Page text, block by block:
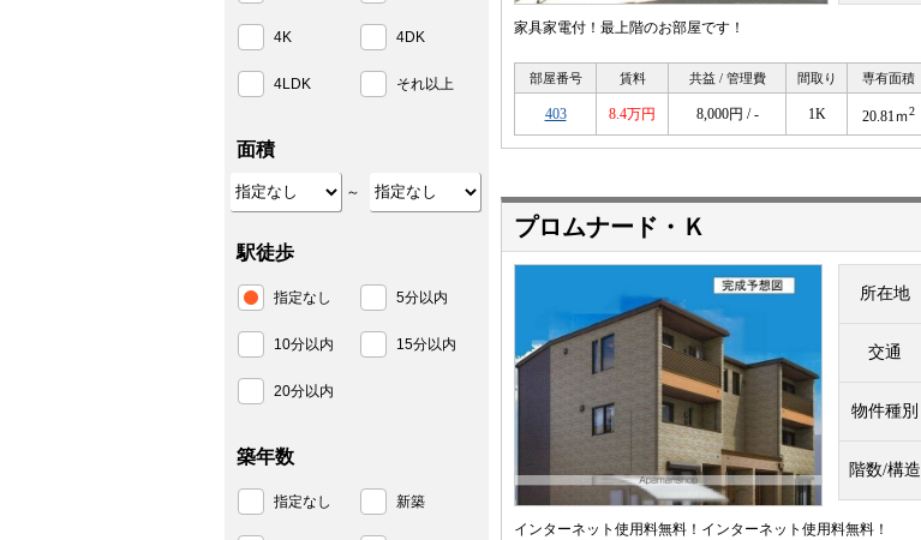
家具家電付！最上階のお部屋です！
部屋番号 賃料 共益 / 管理費 間取り 専有面積
403 8.4万円 8,000円 / - 1K 20.81ｍ2
プロムナード・Ｋ
所在地
交通
物件種別
階数/構造
インターネット使用料無料！インターネット使用料無料！
4K 4DK
4LDK それ以上
面積
～
駅徒歩
指定なし 5分以内
10分以内 15分以内
20分以内
築年数
指定なし 新築